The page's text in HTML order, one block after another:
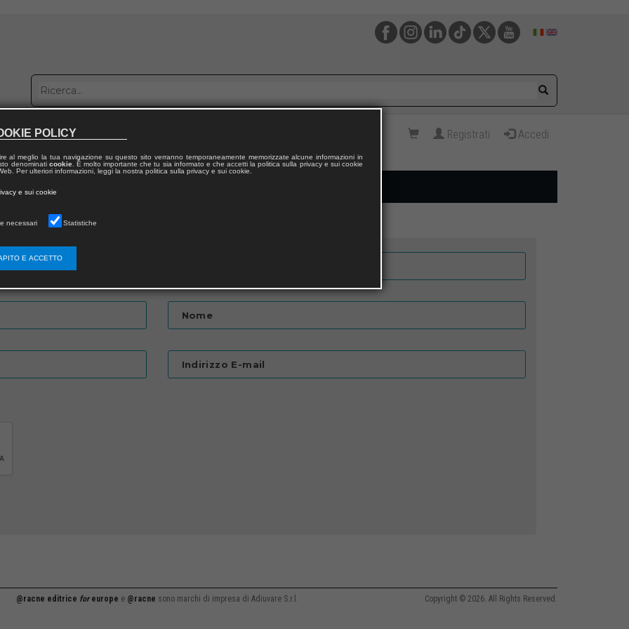
con noi Registrati Accedi
Nome
Indirizzo E-mail
@racne editrice foreurope e @racne sono marchi di impresa di Adiuvare S.r.l. Copyright © 2026. All Rights Reserved.
POLICY
al meglio la tua navigazione su questo sito verranno temporaneamente memorizzate alcune informazioni in
denominati cookie. È molto importante che tu sia informato e che accetti la politica sulla privacy e sui cookie
Per ulteriori informazioni, leggi la nostra politica sulla privacy e sui cookie.
e sui cookie
necessari Statistiche
E ACCETTO